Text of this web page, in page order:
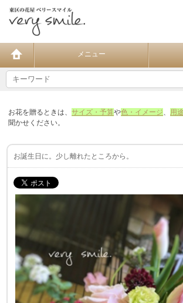
メニュー
お花を贈るときは、サイズ・予算や色・イメージ、 用途
聞かせください。
お誕生日に。少し離れたところから。